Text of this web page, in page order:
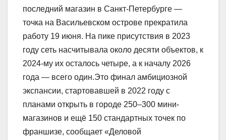
последний магазин в Санкт-Петербурге —
точка на Васильевском острове прекратила
работу 19 июня. На пике присутствия в 2023
году сеть насчитывала около десяти объектов, к
2024-му их осталось четыре, а к началу 2026
года — всего один.Это финал амбициозной
экспансии, стартовавшей в 2022 году с
планами открыть в городе 250–300 мини-
магазинов и ещё 150 стандартных точек по
франшизе, сообщает «Деловой